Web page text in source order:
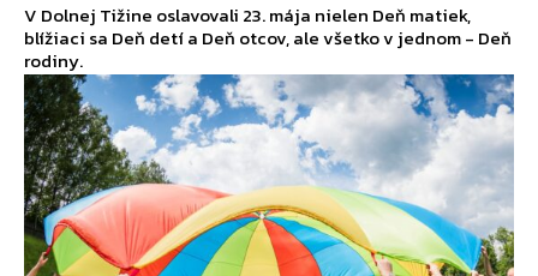
V Dolnej Tižine oslavovali 23. mája nielen Deň matiek,
blížiaci sa Deň detí a Deň otcov, ale všetko v jednom - Deň
rodiny.